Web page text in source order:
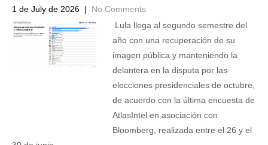
1 de July de 2026 | No Comments
Lula llega al segundo semestre del
año con una recuperación de su
imagen pública y manteniendo la
delantera en la disputa por las
elecciones presidenciales de octubre,
de acuerdo con la última encuesta de
AtlasIntel en asociación con
Bloomberg, realizada entre el 26 y el